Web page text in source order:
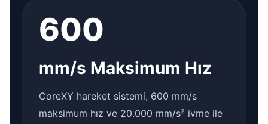
600
mm/s Maksimum Hız
CoreXY hareket sistemi, 600 mm/s
maksimum hız ve 20.000 mm/s² ivme ile